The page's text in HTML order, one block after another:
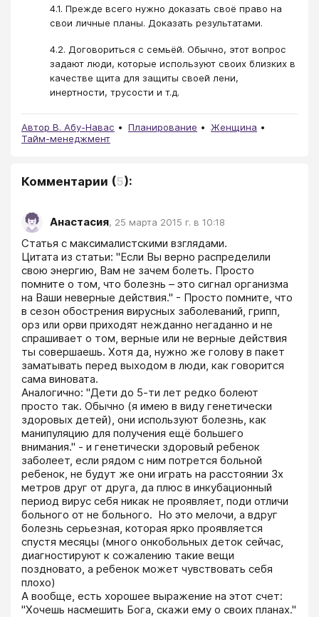
4.1. Прежде всего нужно доказать своё право на
свои личные планы. Доказать результатами.
4.2. Договориться с семьёй. Обычно, этот вопрос
задают люди, которые используют своих близких в
качестве щита для защиты своей лени,
инертности, трусости и т.д.
Автор В. Абу-Навас Планирование
Женщина
Тайм-менеджмент
Комментарии (5):
Анастасия, 25 марта 2015 г. в 10:18
Статья с максималистскими взглядами.
Цитата из статьи: "Если Вы верно распределили
свою энергию, Вам не зачем болеть. Просто
помните о том, что болезнь – это сигнал организма
на Ваши неверные действия." - Просто помните, что
в сезон обострения вирусных заболеваний, грипп,
орз или орви приходят нежданно негаданно и не
спрашивает о том, верные или не верные действия
ты совершаешь. Хотя да, нужно же голову в пакет
заматывать перед выходом в люди, как говорится
сама виновата.
Аналогично: "Дети до 5-ти лет редко болеют
просто так. Обычно (я имею в виду генетически
здоровых детей), они используют болезнь, как
манипуляцию для получения ещё большего
внимания." - и генетически здоровый ребенок
заболеет, если рядом с ним потрется больной
ребенок, не будут же они играть на расстоянии 3х
метров друг от друга, да плюс в инкубационный
период вирус себя никак не проявляет, поди отличи
больного от не больного.  Но это мелочи, а вдруг
болезнь серьезная, которая ярко проявляется
спустя месяцы (много онкобольных деток сейчас,
диагностируют к сожалению такие вещи
поздновато, а ребенок может чувствовать себя
плохо)
А вообще, есть хорошее выражение на этот счет:
"Хочешь насмешить Бога, скажи ему о своих планах."